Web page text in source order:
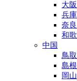
大
兵
奈
和
中国
鳥
島
岡